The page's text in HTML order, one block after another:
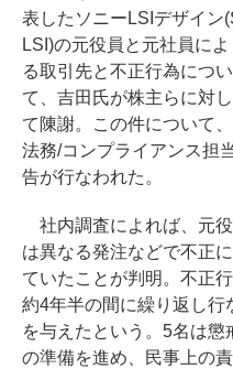
表したソニーLSIデザイン
LSI)の元役員と元社員によ
る取引先と不正行為につい
て、吉田氏が株主らに対し
て陳謝。この件について、
法務/コンプライアンス担
告が行なわれた。
社内調査によれば、元
は異なる発注などで不正
ていたことが判明。不正
約4年半の間に繰り返し行
を与えたという。5名は
の準備を進め、民事上の